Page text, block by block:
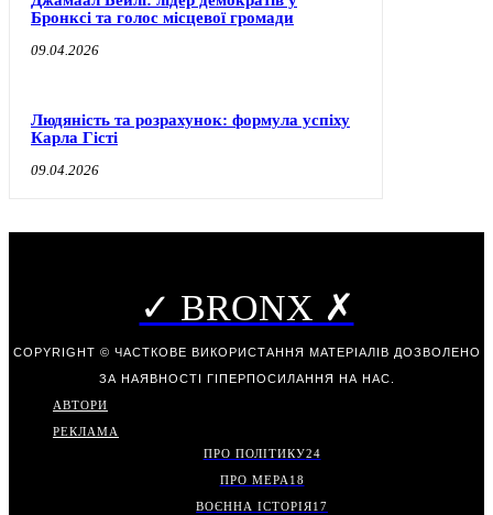
Бронксі та голос місцевої громади
09.04.2026
Людяність та розрахунок: формула успіху
Карла Гісті
09.04.2026
✓ BRONX ✗
COPYRIGHT © ЧАСТКОВЕ ВИКОРИСТАННЯ МАТЕРІАЛІВ ДОЗВОЛЕНО
ЗА НАЯВНОСТІ ГІПЕРПОСИЛАННЯ НА НАС.
АВТОРИ
РЕКЛАМА
ПРО ПОЛІТИКУ24
ПРО МЕРА 18
ВОЄННА ІСТОРІЯ17